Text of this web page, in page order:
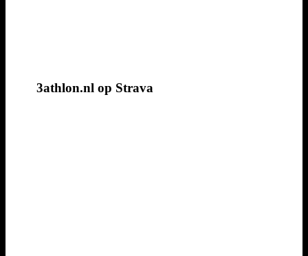
3athlon.nl op Strava